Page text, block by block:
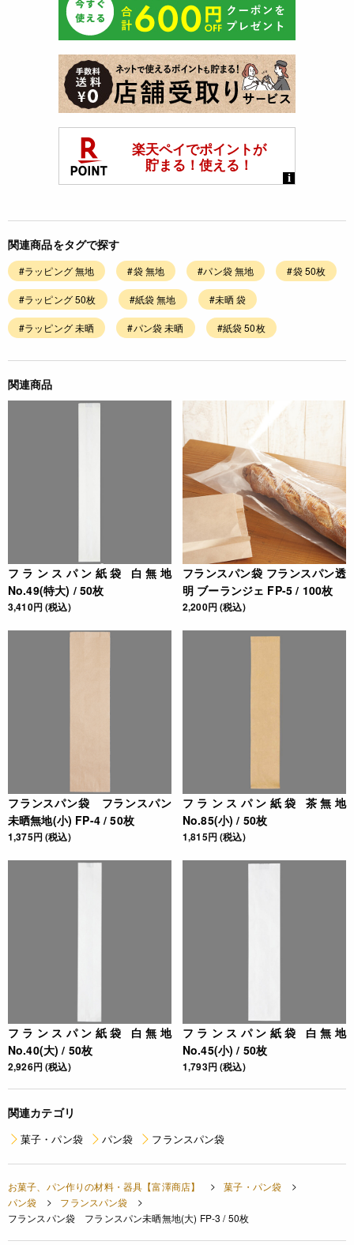
関連商品をタグで探す
#ラッピング 無地 #袋 無地 #パン袋 無地 #袋 50枚
#ラッピング 50枚 #紙袋 無地 #未晒 袋
#ラッピング 未晒 #パン袋 未晒 #紙袋 50枚
関連商品
フランスパン紙袋 白無地
No.49(特大) / 50枚
3,410円 (税込)
フランスパン袋 フランスパン透
明 ブーランジェ FP-5 / 100枚
2,200円 (税込)
フランスパン袋 フランスパン
未晒無地(小) FP-4 / 50枚
1,375円 (税込)
フランスパン紙袋 茶無地
No.85(小) / 50枚
1,815円 (税込)
フランスパン紙袋 白無地
No.40(大) / 50枚
2,926円 (税込)
フランスパン紙袋 白無地
No.45(小) / 50枚
1,793円 (税込)
関連カテゴリ
菓子・パン袋 パン袋 フランスパン袋
お菓子、パン作りの材料・器具【富澤商店】
菓子・パン袋
パン袋
フランスパン袋
フランスパン袋 フランスパン未晒無地(大) FP-3 / 50枚